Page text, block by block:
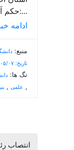
حکم آمده است:...
ادامه
منبع:
تاریخ: ۱۴۰۵/۰۵/۰۷
تگ ها:
علمی , ,
انتصاب